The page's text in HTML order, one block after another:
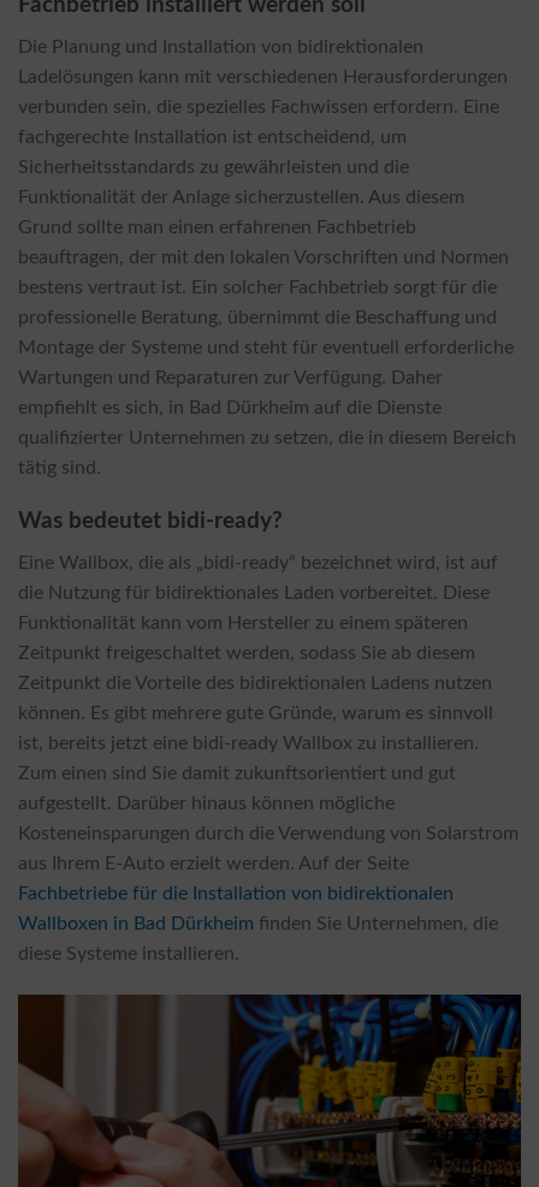
Fachbetrieb installiert werden soll
Die Planung und Installation von bidirektionalen
Ladelösungen kann mit verschiedenen Herausforderungen
verbunden sein, die spezielles Fachwissen erfordern. Eine
fachgerechte Installation ist entscheidend, um
Sicherheitsstandards zu gewährleisten und die
Funktionalität der Anlage sicherzustellen. Aus diesem
Grund sollte man einen erfahrenen Fachbetrieb
beauftragen, der mit den lokalen Vorschriften und Normen
bestens vertraut ist. Ein solcher Fachbetrieb sorgt für die
professionelle Beratung, übernimmt die Beschaffung und
Montage der Systeme und steht für eventuell erforderliche
Wartungen und Reparaturen zur Verfügung. Daher
empfiehlt es sich, in Bad Dürkheim auf die Dienste
qualifizierter Unternehmen zu setzen, die in diesem Bereich
tätig sind.
Was bedeutet bidi-ready?
Eine Wallbox, die als „bidi-ready“ bezeichnet wird, ist auf
die Nutzung für bidirektionales Laden vorbereitet. Diese
Funktionalität kann vom Hersteller zu einem späteren
Zeitpunkt freigeschaltet werden, sodass Sie ab diesem
Zeitpunkt die Vorteile des bidirektionalen Ladens nutzen
können. Es gibt mehrere gute Gründe, warum es sinnvoll
ist, bereits jetzt eine bidi-ready Wallbox zu installieren.
Zum einen sind Sie damit zukunftsorientiert und gut
aufgestellt. Darüber hinaus können mögliche
Kosteneinsparungen durch die Verwendung von Solarstrom
aus Ihrem E-Auto erzielt werden. Auf der Seite
Fachbetriebe für die Installation von bidirektionalen
Wallboxen in Bad Dürkheim finden Sie Unternehmen, die
diese Systeme installieren.